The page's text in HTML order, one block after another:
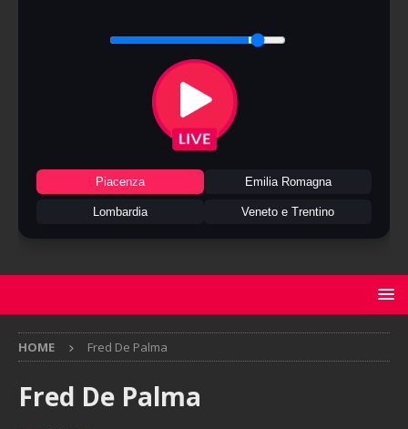
Piacenza Emilia Romagna
Lombardia Veneto e Trentino
HOME Fred De Palma
Fred De Palma